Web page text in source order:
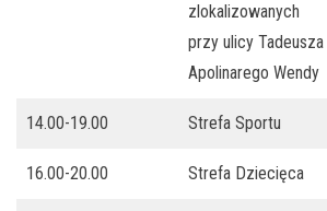
zlokalizowanych
przy ulicy Tadeusza
Apolinarego Wendy
14.00-19.00 Strefa Sportu
16.00-20.00 Strefa Dziecięca